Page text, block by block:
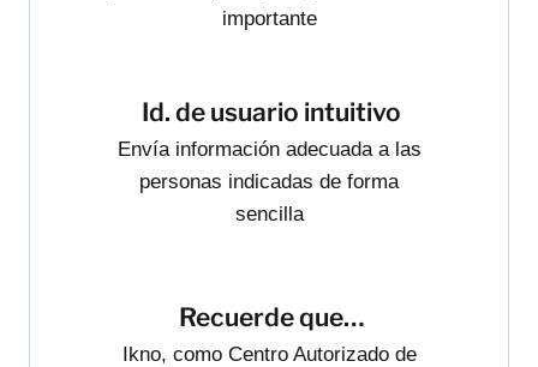
importante
Id. de usuario intuitivo
Envía información adecuada a las
personas indicadas de forma
sencilla
Recuerde que…
Ikno, como Centro Autorizado de